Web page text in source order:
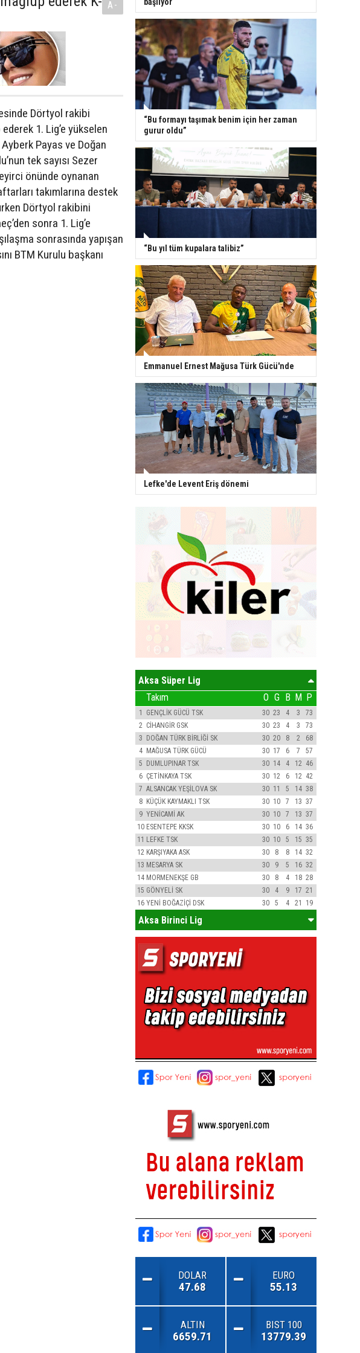
A-
Dörtyol rakibi
1. Lig’e yükselen
Payas ve Doğan
tek sayısı Sezer
önünde oynanan
takımlarına destek
Dörtyol rakibini
sonra 1. Lig’e
sonrasında yapışan
BTM Kurulu başkanı
“Bu formayı taşımak benim için her zaman
gurur oldu”
“Bu yıl tüm kupalara talibiz”
Emmanuel Ernest Mağusa Türk Gücü'nde
Lefke'de Levent Eriş dönemi
Aksa Süper Lig
Takım O G B M P
1 GENÇLİK GÜCÜ TSK 30 23 4 3
73
2 CİHANGİR GSK 30 23 4 3
73
3 DOĞAN TÜRK BİRLİĞİ SK 30 20 8 2
68
4 MAĞUSA TÜRK GÜCÜ 30 17 6 7
57
5 DUMLUPINAR TSK 30 14 4 12 46
6 ÇETİNKAYA TSK 30 12 6 12 42
7 ALSANCAK YEŞİLOVA SK 30 11 5 14 38
8 KÜÇÜK KAYMAKLI TSK 30 10 7 13 37
9 YENİCAMİ AK 30 10 7 13 37
10 ESENTEPE KKSK 30 10 6 14 36
11 LEFKE TSK 30 10 5 15 35
12 KARŞIYAKA ASK 30 8 8 14 32
13 MESARYA SK 30 9 5 16 32
14 MORMENEKŞE GB 30 8 4 18 28
15 GÖNYELİ SK 30 4 9 17 21
16 YENİ BOĞAZİÇİ DSK 30 5 4 21 19
Aksa Birinci Lig
DOLAR
47.68
EURO
55.13
ALTIN
6659.71
BIST 100
13779.39